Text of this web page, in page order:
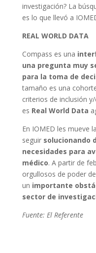
investigación? La
es lo que llevó a
REAL WORLD DATA
Compass es una
una pregunta muy
para la toma de
tamaño es una
criterios de inclusión
es Real World Data
En IOMED les mueve
seguirsolucionando
necesidades para
médico. A partir de
orgullosos de poder
un importante
sector de
Fuente: El Referente